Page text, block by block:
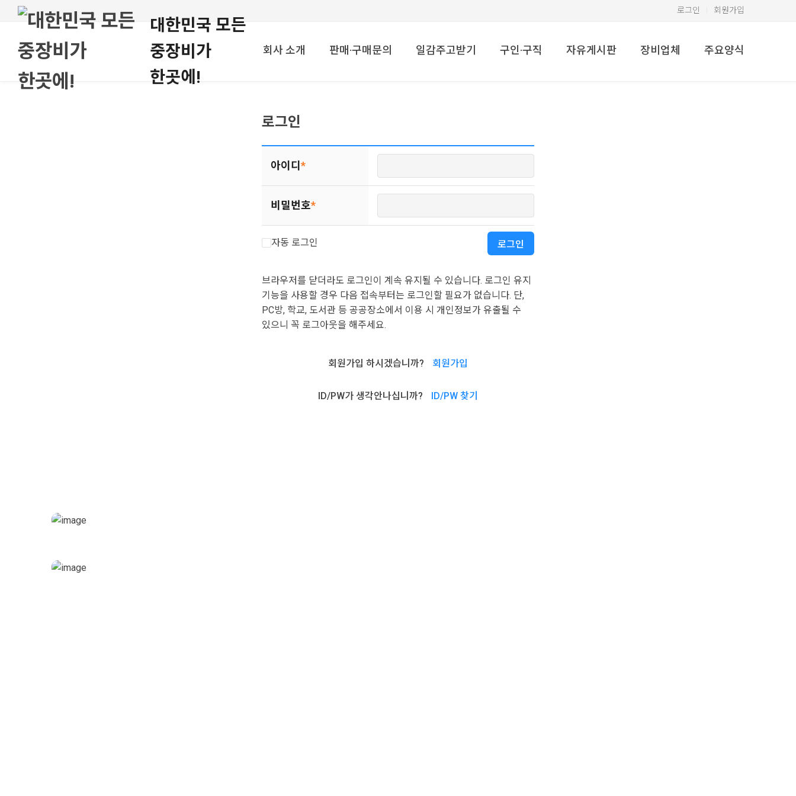
로그인 회원가입
대한민국 모든
중장비가
한곳에!
회사 소개 판매·구매문의 일감주고받기 구인·구직 자유게시판 장비업체 주요양식
로그인
아이디 *
비밀번호*
자동 로그인
브라우저를 닫더라도 로그인이 계속 유지될 수 있습니다. 로그인 유지
기능을 사용할 경우 다음 접속부터는 로그인할 필요가 없습니다. 단,
PC방, 학교, 도서관 등 공공장소에서 이용 시 개인정보가 유출될 수
있으니 꼭 로그아웃을 해주세요.
회원가입 하시겠습니까? 회원가입
ID/PW가 생각안나십니까? ID/PW 찾기